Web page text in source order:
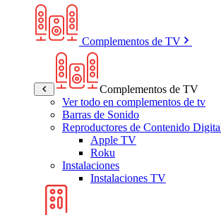
Complementos de TV
Complementos de TV
Ver todo en complementos de tv
Barras de Sonido
Reproductores de Contenido
Apple TV
Roku
Instalaciones
Instalaciones TV